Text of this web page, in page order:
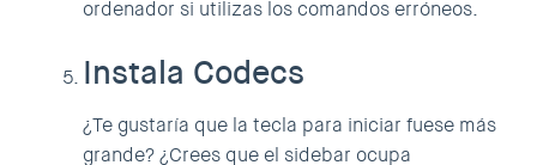
ordenador si utilizas los comandos erróneos.
Instala Codecs
¿Te gustaría que la tecla para iniciar fuese más
grande? ¿Crees que el sidebar ocupa